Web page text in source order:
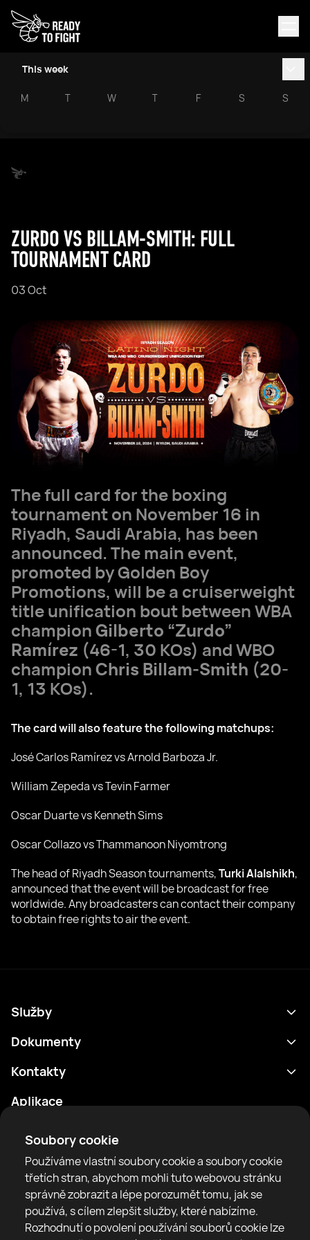
This week
M T W T F S S
Soubory cookie
Používáme vlastní soubory cookie a soubory cookie
třetích stran, abychom mohli tuto webovou stránku
správně zobrazit a lépe porozumět tomu, jak se
používá, s cílem zlepšit služby, které nabízíme.
Rozhodnutí o povolení používání souborů cookie lze
ZURDO VS BILLAM-SMITH: FULL
TOURNAMENT CARD
03 Oct
The full card for the boxing
tournament on November 16 in
Riyadh, Saudi Arabia, has been
announced. The main event,
promoted by Golden Boy
Promotions, will be a cruiserweight
title unification bout between WBA
championGilberto “Zurdo”
Ramírez (46-1, 30 KOs) and WBO
championChris Billam-Smith (20-
1, 13 KOs).
The card will also feature the following matchups:
José Carlos Ramírez vs Arnold Barboza Jr.
William Zepeda vs Tevin Farmer
Oscar Duarte vs Kenneth Sims
Oscar Collazo vs Thammanoon Niyomtrong
The head of Riyadh Season tournaments,Turki Alalshikh,
announced that the event will be broadcast for free
worldwide. Any broadcasters can contact their company
to obtain free rights to air the event.
RTF United service limited
6 Burrows court, Liverpool, United Kingdom
Služby
Program
Boxeři
Články
Sparring Finder
Dokumenty
Zásady ochrany osobních údajů
Pravidla komunity
Kontakty
support@rtfight.com
Aplikace